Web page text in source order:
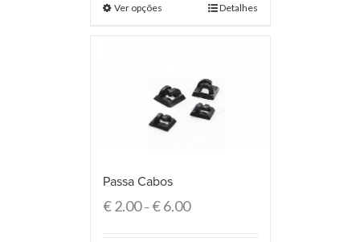
Ver opções Detalhes
Passa Cabos
€2.00–€6.00